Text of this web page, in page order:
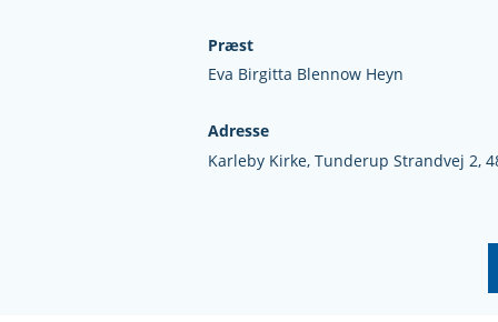
Præst
Eva Birgitta Blennow Heyn
Adresse
Karleby Kirke,Tunderup Strandvej 2,